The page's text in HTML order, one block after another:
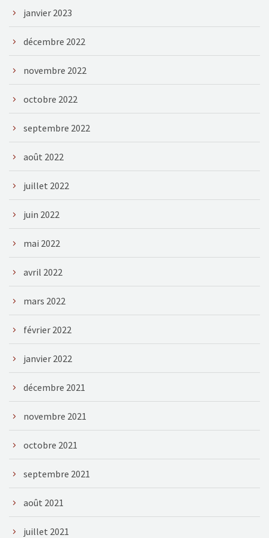
janvier 2023
décembre 2022
novembre 2022
octobre 2022
septembre 2022
août 2022
juillet 2022
juin 2022
mai 2022
avril 2022
mars 2022
février 2022
janvier 2022
décembre 2021
novembre 2021
octobre 2021
septembre 2021
août 2021
juillet 2021